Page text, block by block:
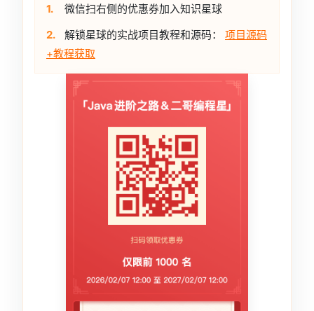
1.
微信扫右侧的优惠券加入知识星球
2.
解锁星球的实战项目教程和源码： 项目源码
+教程获取